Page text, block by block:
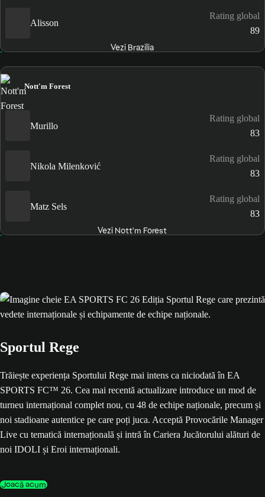
Alisson
Rating global
89
Vezi Brazilia
Nott'm Forest
Murillo
Rating global
83
Nikola Milenković
Rating global
83
Matz Sels
Rating global
83
Vezi Nott'm Forest
Sportul Rege
Trăiește experiența Sportului Rege mai intens ca niciodată în EA
SPORTS FC™ 26. Cea mai recentă actualizare introduce un mod de
turneu internațional complet nou, cu 48 de echipe naționale, precum și
noi stadioane autentice pe care poți juca. Acceptă Provocările Manager
Live cu tematică internațională și intră în Cariera Jucătorului alături de
noi IDOLI și Eroi internaționali.
Joacă acum